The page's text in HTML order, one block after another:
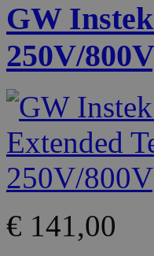
GW
250V/
€ 141,00